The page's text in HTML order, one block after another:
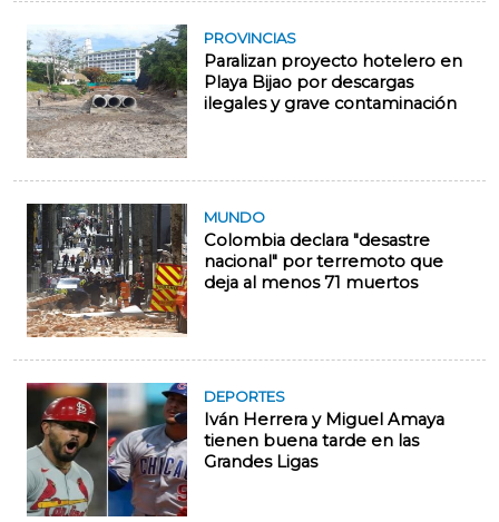
PROVINCIAS
Paralizan proyecto hotelero en
Playa Bijao por descargas
ilegales y grave contaminación
MUNDO
Colombia declara "desastre
nacional" por terremoto que
deja al menos 71 muertos
DEPORTES
Iván Herrera y Miguel Amaya
tienen buena tarde en las
Grandes Ligas